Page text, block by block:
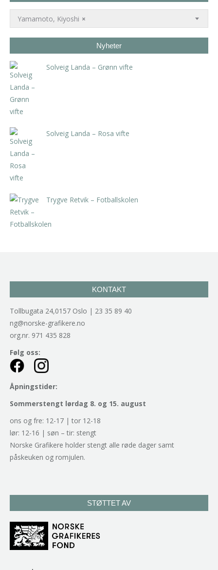
×
Yamamoto, Kiyoshi
Nyheter
Solveig Landa – Grønn vifte
Solveig Landa – Rosa vifte
Trygve Retvik – Fotballskolen
KONTAKT
Tollbugata 24,0157 Oslo | 23 35 89 40
ng@norske-grafikere.no
org.nr. 971 435 828
Følg oss:
Åpningstider:
Sommerstengt lørdag 8. og 15. august
ons og fre: 12-17 | tor 12-18
lør: 12-16 | søn – tir: stengt
Norske Grafikere holder stengt alle røde dager samt
påskeuken og romjulen.
STØTTET AV